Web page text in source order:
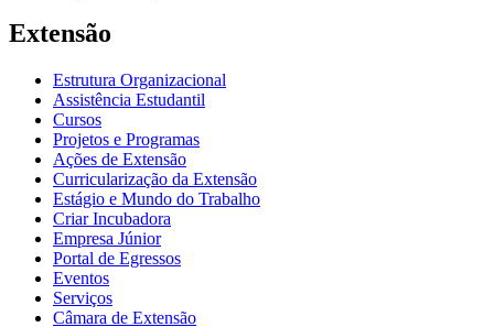
Extensão
Estrutura Organizacional
Assistência Estudantil
Cursos
Projetos e Programas
Ações de Extensão
Curricularização da Extensão
Estágio e Mundo do Trabalho
Criar Incubadora
Empresa Júnior
Portal de Egressos
Eventos
Serviços
Câmara de Extensão